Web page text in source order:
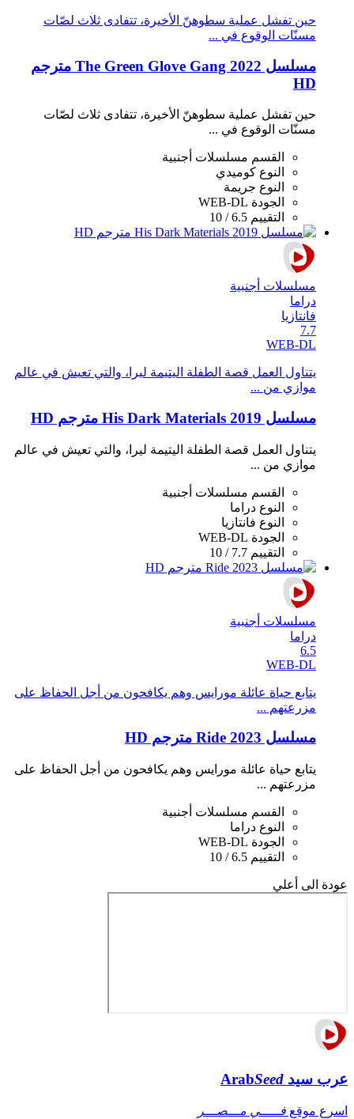
حين تفشل عملية سطوهنّ الأخيرة، تتفادى ثلاث لصّات
مسنّات الوقوع في ...
مسلسل The Green Glove Gang 2022 مترجم
HD
حين تفشل عملية سطوهنّ الأخيرة، تتفادى ثلاث لصّات
مسنّات الوقوع في ...
القسم مسلسلات أجنبية
النوع كوميدي
النوع جريمة
الجودة WEB-DL
التقييم 6.5 / 10
مسلسلات أجنبية
دراما
فانتازيا
7.7
WEB-DL
يتناول العمل قصة الطفلة اليتيمة ليرا، والتي تعيش في عالم
موازي من ...
مسلسل His Dark Materials 2019 مترجم HD
يتناول العمل قصة الطفلة اليتيمة ليرا، والتي تعيش في عالم
موازي من ...
القسم مسلسلات أجنبية
النوع دراما
النوع فانتازيا
الجودة WEB-DL
التقييم 7.7 / 10
مسلسلات أجنبية
دراما
6.5
WEB-DL
يتابع حياة عائلة مورايس وهم يكافحون من أجل الحفاظ على
مزرعتهم ...
مسلسل Ride 2023 مترجم HD
يتابع حياة عائلة مورايس وهم يكافحون من أجل الحفاظ على
مزرعتهم ...
القسم مسلسلات أجنبية
النوع دراما
الجودة WEB-DL
التقييم 6.5 / 10
عودة الى أعلي
عرب سيد ArabSeed
اسرع موقع فـــــي مـــصـــر